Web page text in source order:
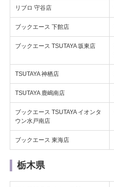
リブロ 守谷店
ブックエース 下館店
ブックエース TSUTAYA 坂東店
TSUTAYA 神栖店
TSUTAYA 鹿嶋南店
ブックエース TSUTAYA イオンタ
ウン水戸南店
ブックエース 東海店
栃木県